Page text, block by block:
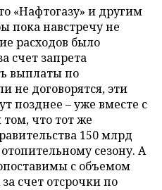
«Нафтогазу» и другим
пока навстречу не
расходов было
счет запрета
выплаты по
не договорятся, эти
позднее – уже вместе с
что тот же
150 млрд
сезону. А
с объемом
счет отсрочки по